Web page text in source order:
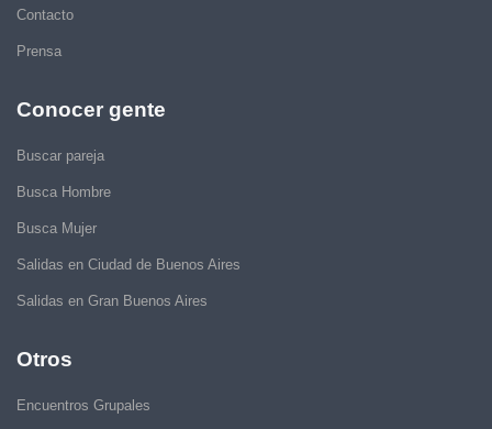
Contacto
Prensa
Conocer gente
Buscar pareja
Busca Hombre
Busca Mujer
Salidas en Ciudad de Buenos Aires
Salidas en Gran Buenos Aires
Otros
Encuentros Grupales